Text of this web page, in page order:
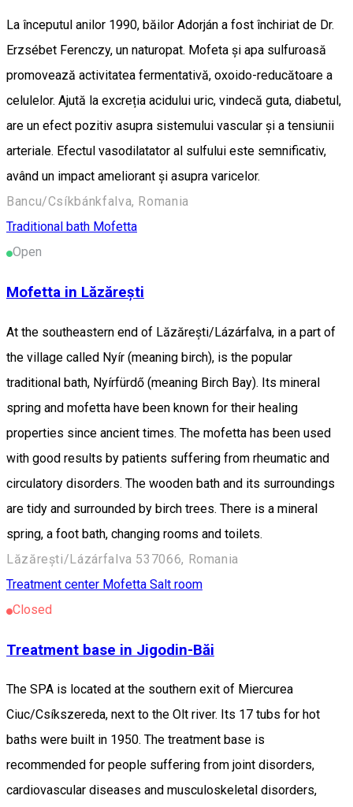
La începutul anilor 1990, băilor Adorján a fost închiriat de Dr.
Erzsébet Ferenczy, un naturopat. Mofeta și apa sulfuroasă
promovează activitatea fermentativă, oxoido-reducătoare a
celulelor. Ajută la excreția acidului uric, vindecă guta, diabetul,
are un efect pozitiv asupra sistemului vascular și a tensiunii
arteriale. Efectul vasodilatator al sulfului este semnificativ,
având un impact ameliorant și asupra varicelor.
Bancu/Csíkbánkfalva, Romania
Traditional bath Mofetta
Open
Mofetta in Lăzărești
At the southeastern end of Lăzărești/Lázárfalva, in a part of
the village called Nyír (meaning birch), is the popular
traditional bath, Nyírfürdő (meaning Birch Bay). Its mineral
spring and mofetta have been known for their healing
properties since ancient times. The mofetta has been used
with good results by patients suffering from rheumatic and
circulatory disorders. The wooden bath and its surroundings
are tidy and surrounded by birch trees. There is a mineral
spring, a foot bath, changing rooms and toilets.
Lăzărești/Lázárfalva 537066, Romania
Treatment center Mofetta Salt room
Closed
Treatment base in Jigodin-Băi
The SPA is located at the southern exit of Miercurea
Ciuc/Csíkszereda, next to the Olt river. Its 17 tubs for hot
baths were built in 1950. The treatment base is
recommended for people suffering from joint disorders,
cardiovascular diseases and musculoskeletal disorders,